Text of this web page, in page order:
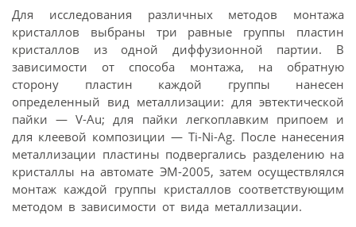
Для исследования различных методов монтажа
кристаллов выбраны три равные группы пластин
кристаллов из одной диффузионной партии. В
зависимости от способа монтажа, на обратную
сторону пластин каждой группы нанесен
определенный вид металлизации: для эвтектической
пайки — V-Au; для пайки легкоплавким припоем и
для клеевой композиции — Ti-Ni-Ag. После нанесения
металлизации пластины подвергались разделению на
кристаллы на автомате ЭМ-2005, затем осуществлялся
монтаж каждой группы кристаллов соответствующим
методом в зависимости от вида металлизации.